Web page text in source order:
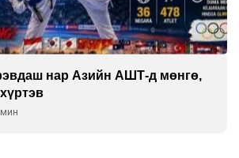
нар Азийн АШТ-д мөнгө,